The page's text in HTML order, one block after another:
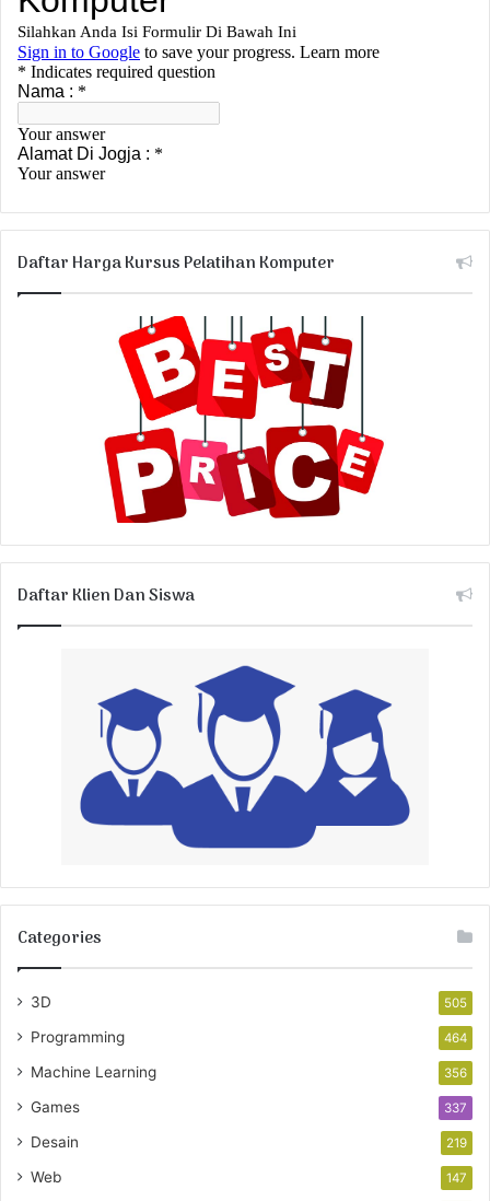
Daftar Harga Kursus Pelatihan Komputer
Daftar Klien Dan Siswa
Categories
3D 505
Programming 464
Machine Learning 356
Games 337
Desain 219
Web 147